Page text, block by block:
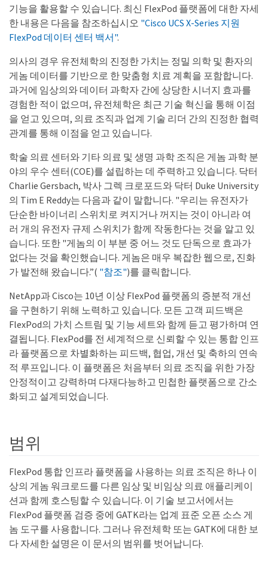
기능을 활용할 수 있습니다. 최신 FlexPod 플랫폼에 대한 자세
한 내용은 다음을 참조하십시오 "Cisco UCS X-Series 지원
FlexPod 데이터 센터 백서".
의사의 경우 유전체학의 진정한 가치는 정밀 의학 및 환자의
게놈 데이터를 기반으로 한 맞춤형 치료 계획을 포함합니다.
과거에 임상의와 데이터 과학자 간에 상당한 시너지 효과를
경험한 적이 없으며, 유전체학은 최근 기술 혁신을 통해 이점
을 얻고 있으며, 의료 조직과 업계 기술 리더 간의 진정한 협력
관계를 통해 이점을 얻고 있습니다.
학술 의료 센터와 기타 의료 및 생명 과학 조직은 게놈 과학 분
야의 우수 센터(COE)를 설립하는 데 주력하고 있습니다. 닥터
Charlie Gersbach, 박사 그렉 크로포드와 닥터 Duke University
의 Tim E Reddy는 다음과 같이 말합니다. "우리는 유전자가
단순한 바이너리 스위치로 켜지거나 꺼지는 것이 아니라 여
러 개의 유전자 규제 스위치가 함께 작동한다는 것을 알고 있
습니다. 또한 "게놈의 이 부분 중 어느 것도 단독으로 효과가
없다는 것을 확인했습니다. 게놈은 매우 복잡한 웹으로, 진화
가 발전해 왔습니다.”( "참조")를 클릭합니다.
NetApp과 Cisco는 10년 이상 FlexPod 플랫폼의 증분적 개선
을 구현하기 위해 노력하고 있습니다. 모든 고객 피드백은
FlexPod의 가치 스트림 및 기능 세트와 함께 듣고 평가하며 연
결됩니다. FlexPod를 전 세계적으로 신뢰할 수 있는 통합 인프
라 플랫폼으로 차별화하는 피드백, 협업, 개선 및 축하의 연속
적 루프입니다. 이 플랫폼은 처음부터 의료 조직을 위한 가장
안정적이고 강력하며 다재다능하고 민첩한 플랫폼으로 간소
화되고 설계되었습니다.
범위
FlexPod 통합 인프라 플랫폼을 사용하는 의료 조직은 하나 이
상의 게놈 워크로드를 다른 임상 및 비임상 의료 애플리케이
션과 함께 호스팅할 수 있습니다. 이 기술 보고서에서는
FlexPod 플랫폼 검증 중에 GATK라는 업계 표준 오픈 소스 게
놈 도구를 사용합니다. 그러나 유전체학 또는 GATK에 대한 보
다 자세한 설명은 이 문서의 범위를 벗어납니다.